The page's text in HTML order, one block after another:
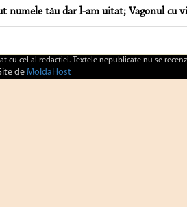
numele tău dar l-am uitat; Vagonul cu
cel al redacţiei. Textele nepublicate nu se
deMoldaHost